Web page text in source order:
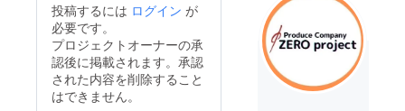
投稿するには ログイン が
必要です。
プロジェクトオーナーの承
認後に掲載されます。承認
された内容を削除すること
はできません。